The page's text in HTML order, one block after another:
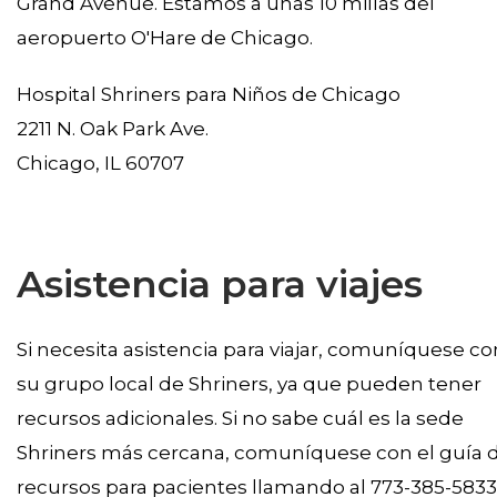
aeropuerto O'Hare de Chicago.
Hospital Shriners para Niños de Chicago
2211 N. Oak Park Ave.
Chicago, IL 60707
Asistencia para viajes
Si necesita asistencia para viajar, comuníquese
su grupo local de Shriners, ya que pueden tener
recursos adicionales. Si no sabe cuál es la sede
Shriners más cercana, comuníquese con el guía
recursos para pacientes llamando al 773-385-5833